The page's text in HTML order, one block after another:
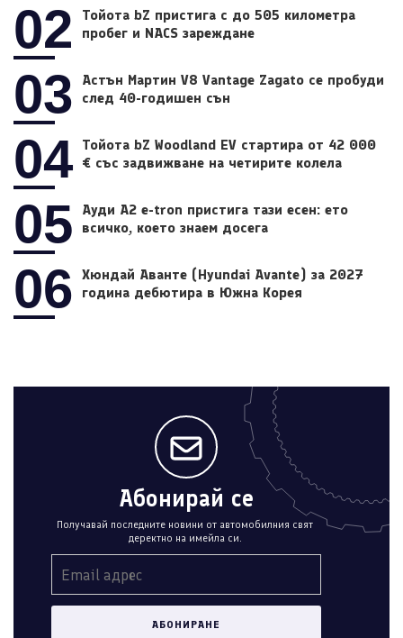
02
Тойота bZ пристига с до 505 километра
пробег и NACS зареждане
03
Астън Мартин V8 Vantage Zagato се пробуди
след 40-годишен сън
04 Тойота bZ Woodland EV стартира от 42 000
€ със задвижване на четирите колела
05
Ауди A2 e-tron пристига тази есен: ето
всичко, което знаем досега
06
Хюндай Аванте (Hyundai Avante) за 2027
година дебютира в Южна Корея
Абонирай се
Получавай последните новини от автомобилния свят
деректно на имейла си.